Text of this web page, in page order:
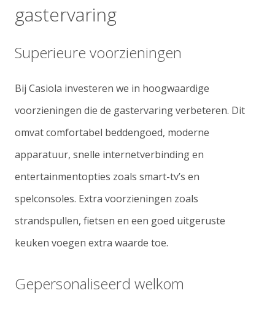
gastervaring
Superieure voorzieningen
Bij Casiola investeren we in hoogwaardige
voorzieningen die de gastervaring verbeteren. Dit
omvat comfortabel beddengoed, moderne
apparatuur, snelle internetverbinding en
entertainmentopties zoals smart-tv’s en
spelconsoles. Extra voorzieningen zoals
strandspullen, fietsen en een goed uitgeruste
keuken voegen extra waarde toe.
Gepersonaliseerd welkom